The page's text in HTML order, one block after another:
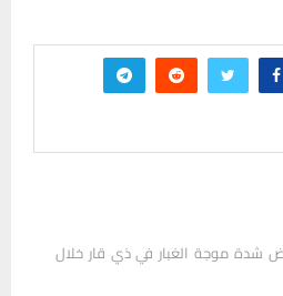
شدة موجة الغبار في ذي قار خلال